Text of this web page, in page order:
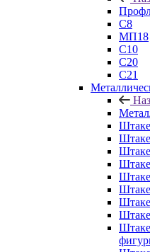
С8
МП18
С10
С20
С21